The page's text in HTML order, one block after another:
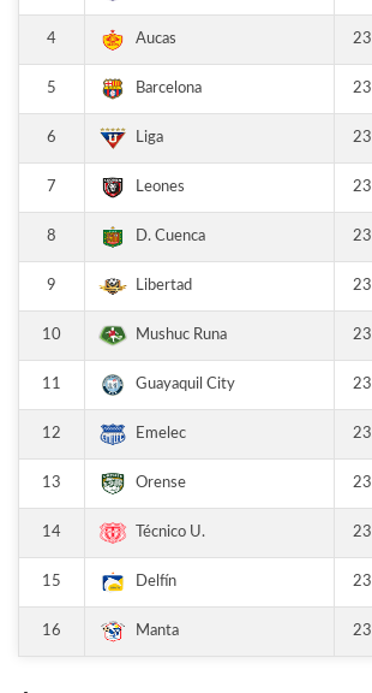
4 Aucas 23
5 Barcelona 23
6 Liga 23
7 Leones 23
8 D. Cuenca 23
9 Libertad 23
10 Mushuc Runa 23
11 Guayaquil City 23
12 Emelec 23
13 Orense 23
14 Técnico U. 23
15 Delfín 23
16 Manta 23